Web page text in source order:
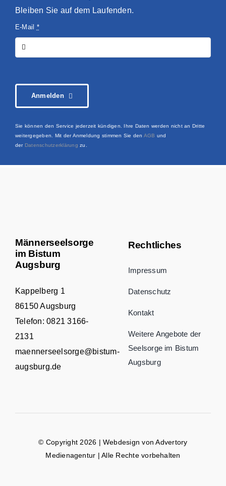
Bleiben Sie auf dem Laufenden.
E-Mail *
Anmelden
Sie können den Service jederzeit kündigen. Ihre Daten werden nicht an Dritte
weitergegeben. Mit der Anmeldung stimmen Sie den AGB und
der Datenschutzerklärung zu.
Männerseelsorge
im Bistum
Augsburg
Kappelberg 1
86150 Augsburg
Telefon:0821 3166-
2131
maennerseelsorge@bistum-
augsburg.de
Rechtliches
Impressum
Datenschutz
Kontakt
Weitere Angebote der
Seelsorge im Bistum
Augsburg
© Copyright 2026 | Webdesign vonAdvertory
Medienagentur | Alle Rechte vorbehalten